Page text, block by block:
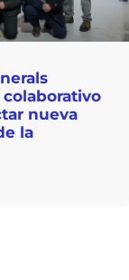
nueva
la